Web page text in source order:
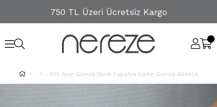
750 TL Üzeri Ücretsiz Kargo
925 Ayar Gümüş Minik Papatya Kadın Gümüş Bileklik